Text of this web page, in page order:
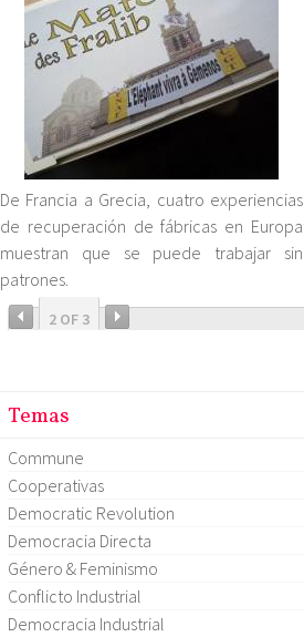
De Francia a Grecia, cuatro experiencias
de recuperación de fábricas en Europa
muestran que se puede trabajar sin
patrones.
2 OF 3
Temas
Commune
Cooperativas
Democratic Revolution
Democracia Directa
Género & Feminismo
Conflicto Industrial
Democracia Industrial